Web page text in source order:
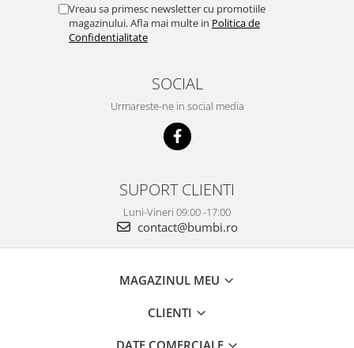
Vreau sa primesc newsletter cu promotiile
magazinului. Afla mai multe in Politica de
Confidentialitate
SOCIAL
Urmareste-ne in social media
SUPORT CLIENTI
Luni-Vineri 09:00 -17:00
contact@bumbi.ro
MAGAZINUL MEU
CLIENTI
DATE COMERCIALE